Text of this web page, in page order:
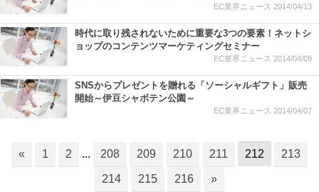
EC業界ニュース 2014/04/13
時代に取り残されないために重要な3つの要素！ネットシ
ョップのコンテンツマーケティングセミナー
EC業界ニュース 2014/04/09
SNSからプレゼントを贈れる「ソーシャルギフト」販売
開始～伊豆シャボテン公園～
EC業界ニュース 2014/04/07
« 1 2 ... 208 209 210 211 212 213
214 215 216 »